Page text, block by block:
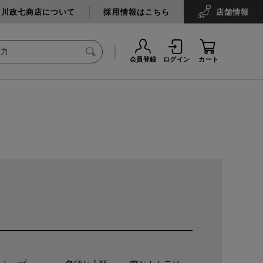
政七商店について 採用情報はこちら 店舗情報
会員登録 ログイン カート